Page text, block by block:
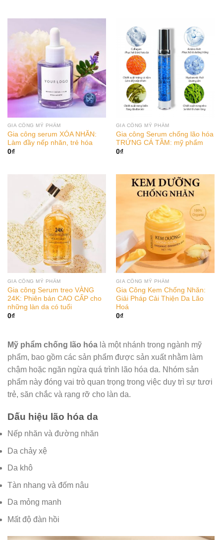
GIA CÔNG MỸ PHẨM
Gia công serum XÓA NHĂN:
Làm đầy nếp nhăn, trẻ hóa
0₫
GIA CÔNG MỸ PHẨM
Gia công Serum chống lão hóa
TRỨNG CÁ TẦM: mỹ phẩm
0₫
GIA CÔNG MỸ PHẨM
Gia công Serum treo VÀNG
24K: Phiên bản CAO CẤP cho
những làn da có tuổi
0₫
GIA CÔNG MỸ PHẨM
Gia Công Kem Chống Nhăn:
Giải Pháp Cải Thiện Da Lão
Hoá
0₫
Mỹ phẩm chống lão hóa là một nhánh trong ngành mỹ
phẩm, bao gồm các sản phẩm được sản xuất nhằm làm
chậm hoặc ngăn ngừa quá trình lão hóa da. Nhóm sản
phẩm này đóng vai trò quan trọng trong việc duy trì sự tươi
trẻ, săn chắc và rạng rỡ cho làn da.
Dấu hiệu lão hóa da
Nếp nhăn và đường nhăn
Da chảy xệ
Da khô
Tàn nhang và đốm nâu
Da mỏng manh
Mất độ đàn hồi